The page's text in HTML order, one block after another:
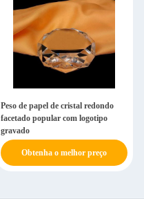
Peso de papel de cristal redondo
facetado popular com logotipo
gravado
Obtenha o melhor preço